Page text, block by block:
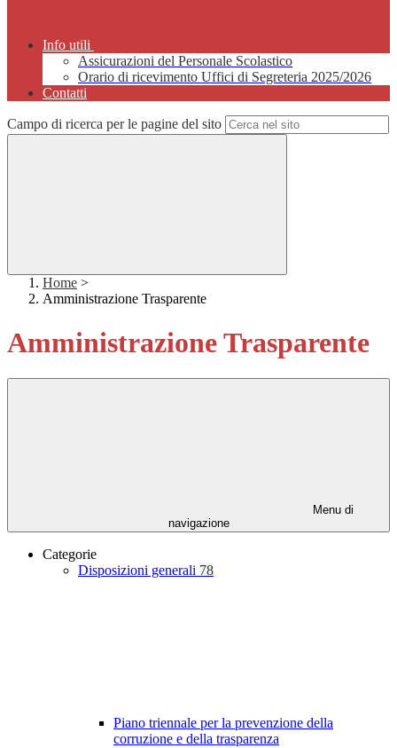
Info utili
Assicurazioni del Personale Scolastico
Orario di ricevimento Uffici di Segreteria 2025/2026
Contatti
Campo di ricerca per le pagine del sito
Home >
Amministrazione Trasparente
Amministrazione Trasparente
Menu di
navigazione
Categorie
Disposizioni generali 78
Piano triennale per la prevenzione della
corruzione e della trasparenza